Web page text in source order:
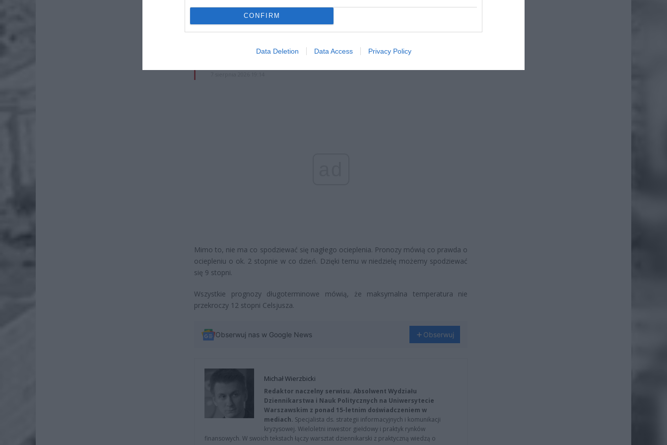
CONFIRM
Data Deletion Data Access Privacy Policy
Nawet 3600 zł miesięcznie zamiast 800+. Nowa propozycja dla
rodziców dzieci do 3. roku życia
7 sierpnia 2026 19:29
ZUS podniesie próg 500 plus dla seniorów. Policzyliśmy, ile może
Mimo to, nie ma co spodziewać się nagłego ocieplenia. Pronozy mówią co prawda o
ociepleniu o ok. 2 stopnie w co dzień. Dzięki temu w niedzielę możemy spodziewać
się 9 stopni.
Wszystkie prognozy długoterminowe mówią, że maksymalna temperatura nie
przekroczy 12 stopni Celsjusza.
Obserwuj nas w Google News Obserwuj
Michał Wierzbicki
Redaktor naczelny serwisu. Absolwent Wydziału
Dziennikarstwa i Nauk Politycznych na Uniwersytecie
Warszawskim z ponad 15-letnim doświadczeniem w
mediach. Specjalista ds. strategii informacyjnych i komunikacji
kryzysowej. Wieloletni inwestor giełdowy i praktyk rynków
finansowych. W swoich tekstach łączy warsztat dziennikarski z praktyczną wiedzą o